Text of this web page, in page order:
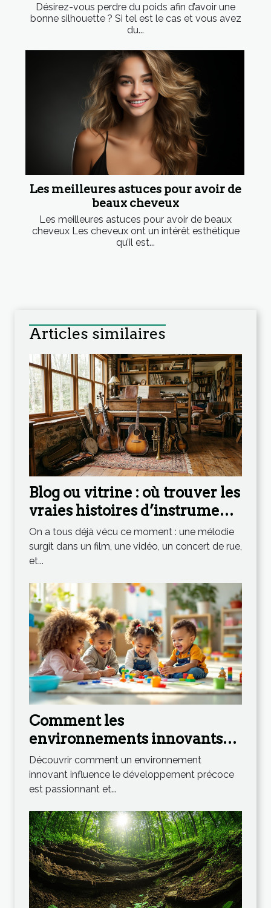
Désirez-vous perdre du poids afin d’avoir une
bonne silhouette ? Si tel est le cas et vous avez
du...
Les meilleures astuces pour avoir de
beaux cheveux
Les meilleures astuces pour avoir de beaux
cheveux Les cheveux ont un intérêt esthétique
qu’il est...
Articles similaires
Blog ou vitrine : où trouver les
vraies histoires d’instruments
qui inspirent
On a tous déjà vécu ce moment : une mélodie
surgit dans un film, une vidéo, un concert de rue,
et...
Comment les
environnements innovants
stimulent le développement
précoce ?
Découvrir comment un environnement
innovant influence le développement précoce
est passionnant et...